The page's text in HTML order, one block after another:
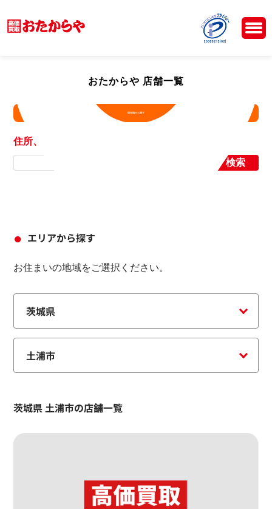
おたからや 店舗一覧
現在地から探す
住所、店舗名から探す
検索
エリアから探す
お住まいの地域をご選択ください。
茨城県 土浦市の店舗一覧